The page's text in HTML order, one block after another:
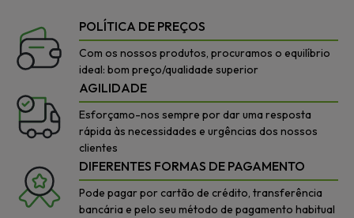
POLÍTICA DE PREÇOS
Com os nossos produtos, procuramos o equilíbrio
ideal: bom preço/qualidade superior
AGILIDADE
Esforçamo-nos sempre por dar uma resposta
rápida às necessidades e urgências dos nossos
clientes
DIFERENTES FORMAS DE PAGAMENTO
Pode pagar por cartão de crédito, transferência
bancária e pelo seu método de pagamento habitual